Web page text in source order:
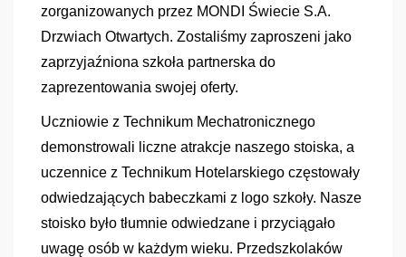
zorganizowanych przez MONDI Świecie S.A.
Drzwiach Otwartych. Zostaliśmy zaproszeni jako
zaprzyjaźniona szkoła partnerska do
zaprezentowania swojej oferty.
Uczniowie z Technikum Mechatronicznego
demonstrowali liczne atrakcje naszego stoiska, a
uczennice z Technikum Hotelarskiego częstowały
odwiedzających babeczkami z logo szkoły. Nasze
stoisko było tłumnie odwiedzane i przyciągało
uwagę osób w każdym wieku. Przedszkolaków